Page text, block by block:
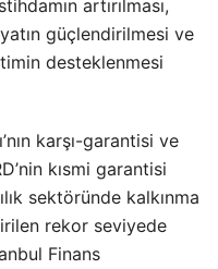
artırılması,
güçlendirilmesi ve
desteklenmesi
karşı-garantisi ve
kısmi garantisi
sektöründe kalkınma
rekor seviyede
Finans